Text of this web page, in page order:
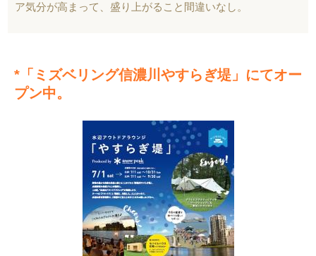
ア気分が高まって、盛り上がること間違いなし。
*「ミズベリング信濃川やすらぎ堤」にてオー
プン中。